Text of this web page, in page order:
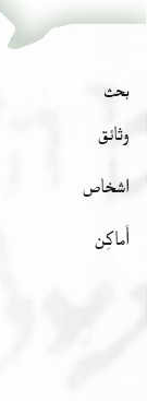
بحث
وثائق
اشخاص
أَماكِن